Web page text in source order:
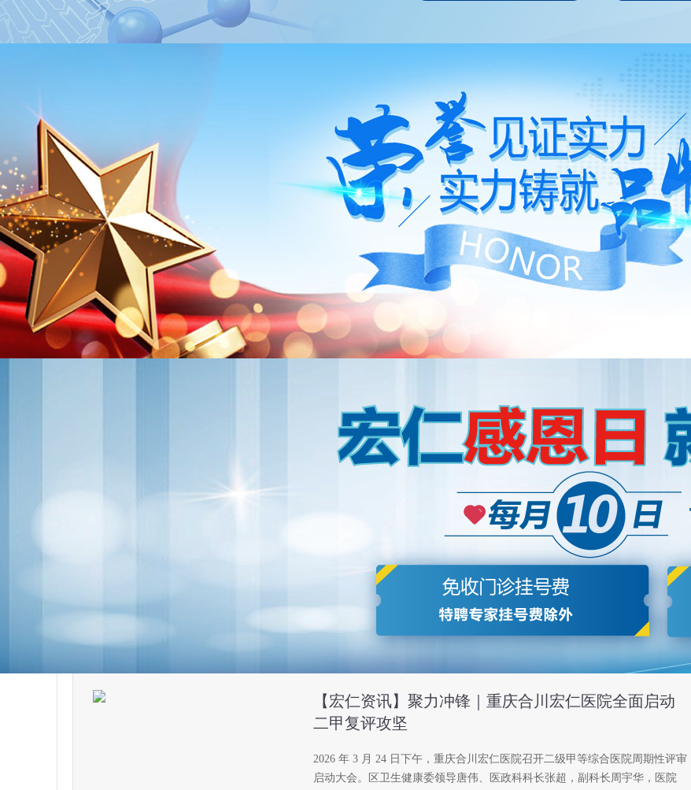
【宏仁品牌】10周年｜泌尿外科深耕品牌护健康
4月18日，重庆合川宏仁医院泌尿外科迎来建科10周年。十年间，科室聚焦群
众泌尿健康需求，扎实提升诊疗技术、优化服务质量，已成为周边百姓信得
过的泌尿诊疗专科，用实际行动守护一方民生健康。
2026-04-20
【宏仁综述】向新向好｜重庆合川宏仁医院 2026以奋
2026年，医疗行业高质量发展纵深推进，百姓就医需求更重实效、更盼温
度。
【宏仁名护】护士妈妈逯春玲｜以爱为灯护母婴
妇产科护士长逯春玲，便是这支优秀护理队伍中的佼佼者，二十余载深耕临
床一线，以温柔守护母婴安康，用真心与责任赢得了“护士妈妈”的亲切赞誉。
2026-04-08
【宏仁资讯】聚力冲锋｜重庆合川宏仁医院全面启动
二甲复评攻坚
2026 年 3 月 24 日下午，重庆合川宏仁医院召开二级甲等综合医院周期性评审
启动大会。区卫生健康委领导唐伟、医政科科长张超，副科长周宇华，医院